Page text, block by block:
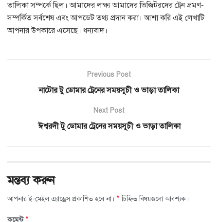
তালিকা সম্পর্কে ছিল। আমাদের লক্ষ্য আমাদের ভিজিটরদের ট্রেন ভ্রমণ-
সম্পর্কিত সর্বশেষ এবং আপডেট তথ্য প্রদান করা। আশা করি এই লেখাটি
আপনার উপকারে এসেছে। ধন্যবাদ।
Previous Post
নাটোর টু ডোমার ট্রেনের সময়সূচী ও ভাড়া তালিকা
Next Post
ঈশ্বরদী টু ডোমার ট্রেনের সময়সূচী ও ভাড়া তালিকা
মন্তব্য করুন
আপনার ই-মেইল এ্যাড্রেস প্রকাশিত হবে না। * চিহ্নিত বিষয়গুলো আবশ্যক।
কমেন্ট*